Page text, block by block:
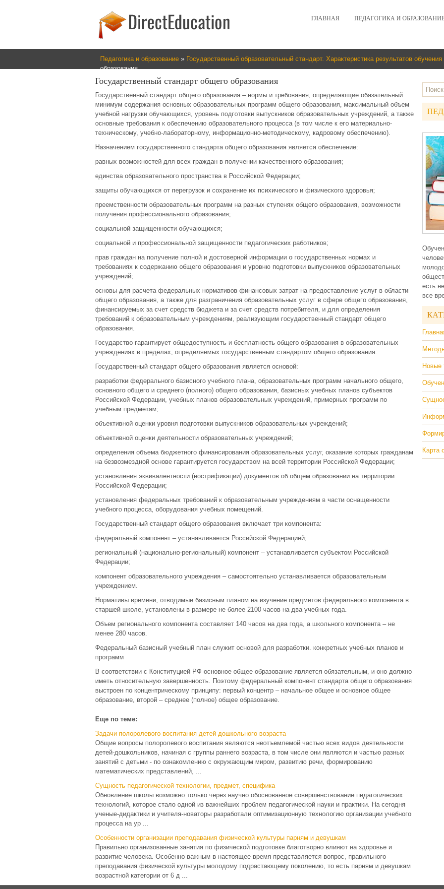
ГЛАВНАЯ ПЕДАГОГИКА И
Педагогика и образование » Государственный образовательный стандарт. Характеристика результатов обучения
образования
Государственный стандарт общего образования
Государственный стандарт общего образования – нормы и требования, определяющие обязательный
минимум содержания основных образовательных программ общего образования, максимальный объем
учебной нагрузки обучающихся, уровень подготовки выпускников образовательных учреждений, а также
основные требования к обеспечению образовательного процесса (в том числе к его материально-
техническому, учебно-лабораторному, информационно-методическому, кадровому обеспечению).
Назначением государственного стандарта общего образования является обеспечение:
равных возможностей для всех граждан в получении качественного образования;
единства образовательного пространства в Российской Федерации;
защиты обучающихся от перегрузок и сохранение их психического и физического здоровья;
преемственности образовательных программ на разных ступенях общего образования, возможности
получения профессионального образования;
социальной защищенности обучающихся;
социальной и профессиональной защищенности педагогических работников;
прав граждан на получение полной и достоверной информации о государственных нормах и
требованиях к содержанию общего образования и уровню подготовки выпускников образовательных
учреждений;
основы для расчета федеральных нормативов финансовых затрат на предоставление услуг в области
общего образования, а также для разграничения образовательных услуг в сфере общего образования,
финансируемых за счет средств бюджета и за счет средств потребителя, и для определения
требований к образовательным учреждениям, реализующим государственный стандарт общего
образования.
Государство гарантирует общедоступность и бесплатность общего образования в образовательных
учреждениях в пределах, определяемых государственным стандартом общего образования.
Государственный стандарт общего образования является основой:
разработки федерального базисного учебного плана, образовательных программ начального общего,
основного общего и среднего (полного) общего образования, базисных учебных планов субъектов
Российской Федерации, учебных планов образовательных учреждений, примерных программ по
учебным предметам;
объективной оценки уровня подготовки выпускников образовательных учреждений;
объективной оценки деятельности образовательных учреждений;
определения объема бюджетного финансирования образовательных услуг, оказание которых гражданам
на безвозмездной основе гарантируется государством на всей территории Российской Федерации;
установления эквивалентности (нострификации) документов об общем образовании на территории
Российской Федерации;
установления федеральных требований к образовательным учреждениям в части оснащенности
учебного процесса, оборудования учебных помещений.
Государственный стандарт общего образования включает три компонента:
федеральный компонент – устанавливается Российской Федерацией;
региональный (национально-региональный) компонент – устанавливается субъектом Российской
Федерации;
компонент образовательного учреждения – самостоятельно устанавливается образовательным
учреждением.
Нормативы времени, отводимые базисным планом на изучение предметов федерального компонента в
старшей школе, установлены в размере не более 2100 часов на два учебных года.
Объем регионального компонента составляет 140 часов на два года, а школьного компонента – не
менее 280 часов.
Федеральный базисный учебный план служит основой для разработки. конкретных учебных планов и
программ
В соответствии с Конституцией РФ основное общее образование является обязательным, и оно должно
иметь относительную завершенность. Поэтому федеральный компонент стандарта общего образования
выстроен по концентрическому принципу: первый концентр – начальное общее и основное общее
образование, второй – среднее (полное) общее образование.
Еще по теме:
Задачи полоролевого воспитания детей дошкольного возраста
Общие вопросы полоролевого воспитания являются неотъемлемой частью всех видов деятельности
детей-дошкольников, начиная с группы раннего возраста, в том числе они являются и частью разных
занятий с детьми - по ознакомлению с окружающим миром, развитию речи, формированию
математических представлений, ...
Сущность педагогической технологии, предмет, специфика
Обновление школы возможно только через научно обоснованное совершенствование педагогических
технологий, которое стало одной из важнейших проблем педагогической науки и практики. На сегодня
ученые-дидактики и учителя-новаторы разработали оптимизационную технологию организации учебного
процесса на ур ...
Особенности организации преподавания физической культуры парням и девушкам
Правильно организованные занятия по физической подготовке благотворно влияют на здоровье и
развитие человека. Особенно важным в настоящее время представляется вопрос, правильного
преподавания физической культуры молодому подрастающему поколению, то есть парням и девушкам
возрастной категории от 6 д ...
есть
все
Новые
Карта